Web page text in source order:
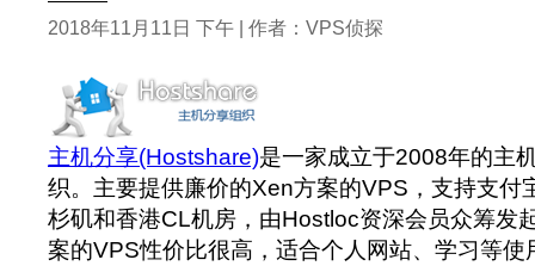
2018年11月11日 下午 | 作者：VPS侦探
主机分享(Hostshare)是一家成立于2008年的主
织。主要提供廉价的Xen方案的VPS，支持支付
杉矶和香港CL机房，由Hostloc资深会员众筹发
案的VPS性价比很高，适合个人网站、学习等使